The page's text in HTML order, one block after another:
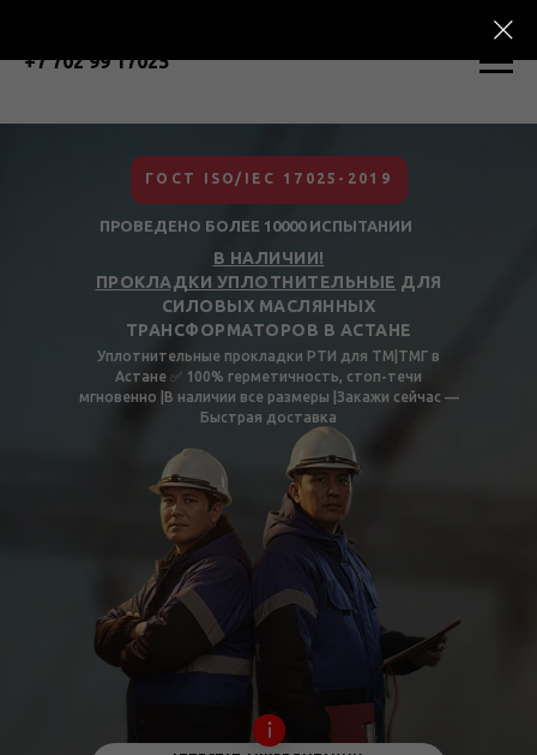
+7 702 99 17025
ПРОВЕДЕНО БОЛЕЕ 10000 ИСПЫТАНИИ
В НАЛИЧИИ!
ПРОКЛАДКИ УПЛОТНИТЕЛЬНЫЕ ДЛЯ
СИЛОВЫХ МАСЛЯННЫХ
ТРАНСФОРМАТОРОВ В АСТАНЕ
ГОСТ ISO/IEC 17025-2019
Уплотнительные прокладки РТИ для ТМ|ТМГ в
Астане ✅ 100% герметичность, стоп-течи
мгновенно |В наличии все размеры |Закажи сейчас —
Быстрая доставка